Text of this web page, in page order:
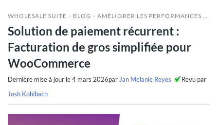
WHOLESALE SUITE » BLOG » AMÉLIORER LES PERFORMANCES DE GROS
Solution de paiement récurrent :
Facturation de gros simplifiée pour
WooCommerce
Dernière mise à jour le4 mars 2026par Jan Melanie Reyes
Revu par
Josh Kohlbach